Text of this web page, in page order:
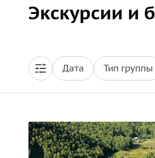
Экскурсии и
Дата Тип группы